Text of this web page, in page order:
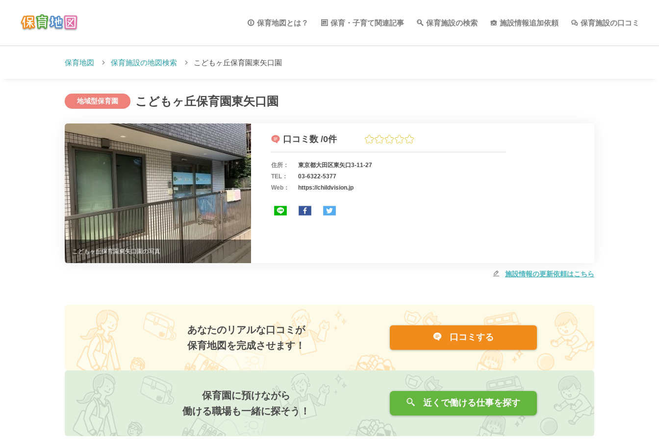
保育地図とは？ 保育・子育て関連記事 保育施設の検索 施設情報追加依頼 保育施設の口コミ
保育地図 保育施設の地図検索 こどもヶ丘保育園東矢口園
地域型保育園 こどもヶ丘保育園東矢口園
こどもヶ丘保育園東矢口園の写真
口コミ数 /0件
住所：
東京都大田区東矢口3-11-27
TEL：
03-6322-5377
Web：
https://childvision.jp
施設情報の更新依頼はこちら
あなたのリアルな口コミが
保育地図を完成させます！
口コミする
保育園に預けながら
働ける職場も一緒に探そう！
近くで働ける仕事を探す